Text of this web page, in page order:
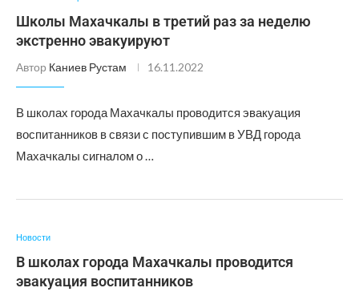
Школы Махачкалы в третий раз за неделю
экстренно эвакуируют
Автор Каниев Рустам 16.11.2022
В школах города Махачкалы проводится эвакуация
воспитанников в связи с поступившим в УВД города
Махачкалы сигналом о …
Новости
В школах города Махачкалы проводится
эвакуация воспитанников